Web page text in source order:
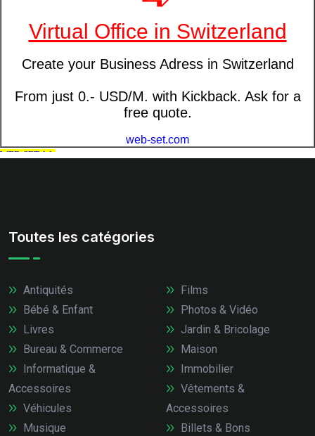
Toutes les catégories
Antiquités
Bébé & Enfant
Livres
Bureau & Commerce
Informatique &
Accessoires
Véhicules
Films
Photos & Vidéo
Jardin & Bricolage
Maison
Immobilier
Vêtements &
Accessoires
Musique
Billets & Bons